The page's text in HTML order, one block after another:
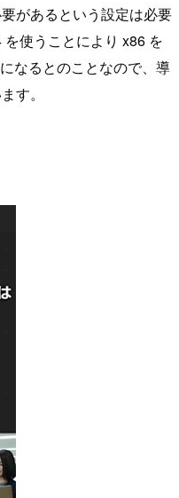
があるという設定は必要
使うことにより x86 を
なるとのことなので、導
す。